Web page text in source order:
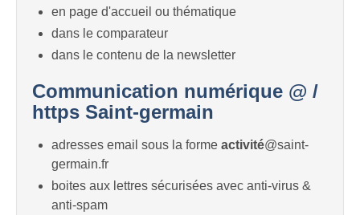
en page d'accueil ou thématique
dans le comparateur
dans le contenu de la newsletter
Communication numérique @ /
https Saint-germain
adresses email sous la forme activité@saint-
germain.fr
boites aux lettres sécurisées avec anti-virus &
anti-spam